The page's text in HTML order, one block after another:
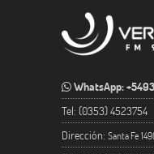
WhatsApp:
Tel: (0353) 4523754
Dirección: Santa Fe